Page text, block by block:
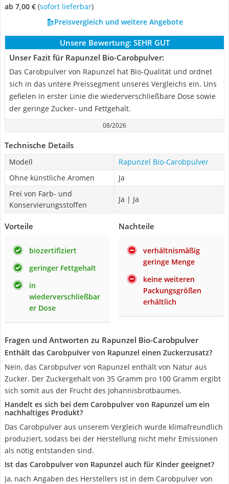
ab 7,00 € ( Sofort lieferbar)
Preisvergleich und weitere Angebote
Unsere Bewertung: SEHR GUT
Unser Fazit für Rapunzel Bio-Carobpulver:
Das Carobpulver von Rapunzel hat Bio-Qualität und ordnet
sich in das untere Preissegment unseres Vergleichs ein. Uns
gefielen in erster Linie die wiederverschließbare Dose sowie
der geringe Zucker- und Fettgehalt.
08/2026
Technische Details
Modell
Rapunzel Bio-Carobpulver
Ohne künstliche Aromen
Ja
Frei von Farb- und
Konservierungsstoffen
Ja | Ja
Vorteile
biozertifiziert
geringer Fettgehalt
in
wiederverschließbar
er Dose
Nachteile
verhältnismäßig
geringe Menge
keine weiteren
Packungsgrößen
erhältlich
Fragen und Antworten zu Rapunzel Bio-Carobpulver
Enthält das Carobpulver von Rapunzel einen Zuckerzusatz?
Nein, das Carobpulver von Rapunzel enthält von Natur aus
Zucker. Der Zuckergehalt von 35 Gramm pro 100 Gramm ergibt
sich somit aus der Frucht des Johannisbrotbaumes.
Handelt es sich bei dem Carobpulver von Rapunzel um ein
nachhaltiges Produkt?
Das Carobpulver aus unserem Vergleich wurde klimafreundlich
produziert, sodass bei der Herstellung nicht mehr Emissionen
als nötig entstanden sind.
Ist das Carobpulver von Rapunzel auch für Kinder geeignet?
Ja, nach Angaben des Herstellers ist in dem Carobpulver von